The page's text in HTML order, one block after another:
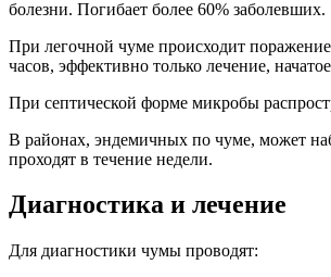
болезни. Погибает более 60% заболевших.
При легочной чуме происходит поражение
часов, эффективно только лечение,
При септической форме микробы
В районах, эндемичных по чуме, может
проходят в течение недели.
Диагностика и лечение
Для диагностики чумы проводят: